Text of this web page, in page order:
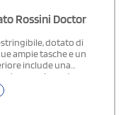
Rossini Doctor
dotato di
ampie tasche e un
include una
due pezzi con due
posteriore per una